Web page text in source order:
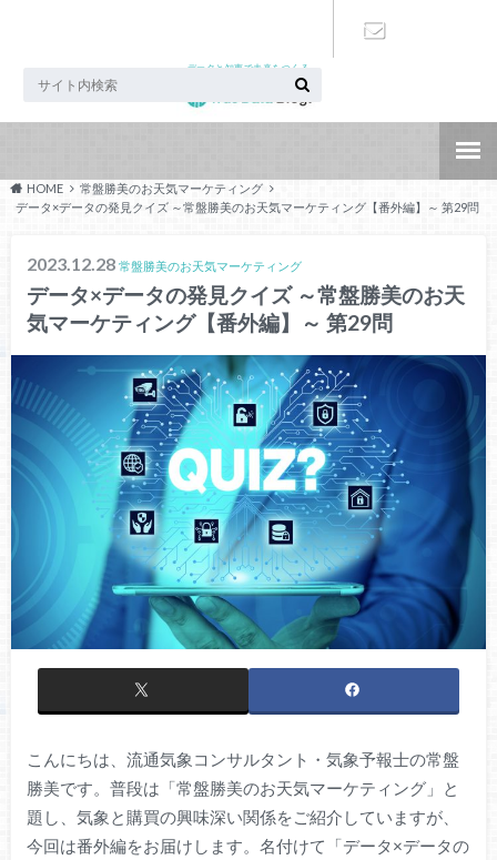
データと知恵で未来をつくる
HOME
常盤勝美のお天気マーケティング
データ×データの発見クイズ ～常盤勝美のお天気マーケティング【番外編】～ 第29問
2023.12.28 常盤勝美のお天気マーケティング
データ×データの発見クイズ ～常盤勝美のお天
気マーケティング【番外編】～ 第29問
こんにちは、流通気象コンサルタント・気象予報士の常盤
勝美です。普段は「常盤勝美のお天気マーケティング」と
題し、気象と購買の興味深い関係をご紹介していますが、
今回は番外編をお届けします。名付けて「データ×データの